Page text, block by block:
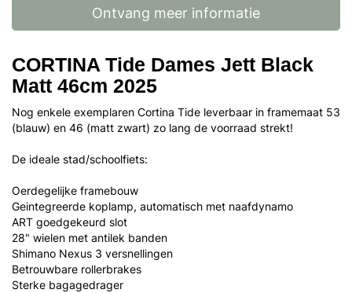
Ontvang meer informatie
CORTINA Tide Dames Jett Black
Matt 46cm 2025
Nog enkele exemplaren Cortina Tide leverbaar in framemaat 53
(blauw) en 46 (matt zwart) zo lang de voorraad strekt!
De ideale stad/schoolfiets:
Oerdegelijke framebouw
Geintegreerde koplamp, automatisch met naafdynamo
ART goedgekeurd slot
28" wielen met antilek banden
Shimano Nexus 3 versnellingen
Betrouwbare rollerbrakes
Sterke bagagedrager